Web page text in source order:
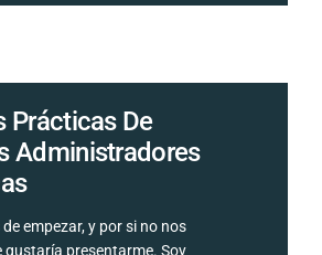
Prácticas De
Administradores
de empezar, y por si no nos
gustaría presentarme. Soy